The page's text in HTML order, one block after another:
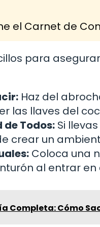
el Carnet de
para
Haz del
las llaves del
de Todos: Si
crear un
Coloca una
al entrar en
Completa: Cómo